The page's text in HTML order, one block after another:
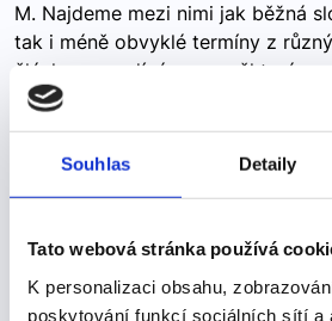
Souhlas Detaily
Tato webová stránka používá
K personalizaci obsahu,
poskytování funkcí sociálních sítí a
M. Najdeme mezi nimi jak běžná
tak i méně obvyklé termíny z
článku se podíváme na některá z…
Anglická osobní
Osobní zájmena (personal pronouns)
nejzákladnější gramatické prvky.